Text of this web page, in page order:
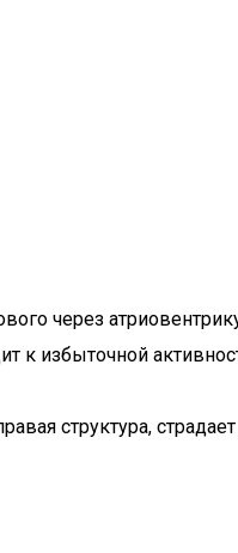
через
к избыточной
структура,